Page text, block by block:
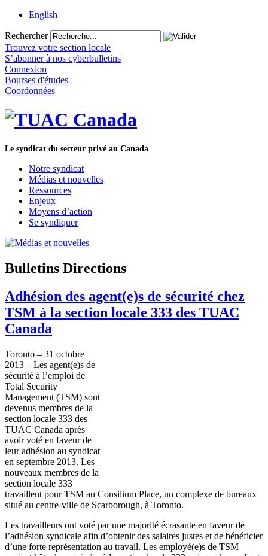
English
Rechercher
Trouvez votre section locale
S’abonner à nos cyberbulletins
Connexion
Bourses d'études
Coordonnées
Le syndicat du secteur privé au Canada
Notre syndicat
Médias et nouvelles
Ressources
Enjeux
Moyens d’action
Se syndiquer
Bulletins Directions
Adhésion des agent(e)s de sécurité chez
TSM à la section locale 333 des TUAC
Canada
Toronto – 31 octobre
2013 – Les agent(e)s de
sécurité à l’emploi de
Total Security
Management (TSM) sont
devenus membres de la
section locale 333 des
TUAC Canada après
avoir voté en faveurde
leur adhésion au syndicat
en septembre 2013. Les
nouveaux membres de la
section locale 333
travaillent pourTSM au Consilium Place, un complexe de bureaux
situé au centre-ville de Scarborough, à Toronto.
Les travailleurs ont voté parune majorité écrasante en faveurde
l’adhésion syndicale afin d’obtenirdes salaires justes et de bénéficier
d’une forte représentation au travail. Les employé(e)s de TSM